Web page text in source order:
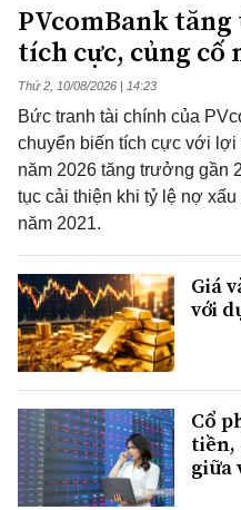
PVcomBank
tích cực, củng cố
Thứ 2, 10/08/2026 | 14:23
Bức tranh tài chính của
chuyển biến tích cực với
năm 2026 tăng trưởng gần
tục cải thiện khi tỷ lệ nợ
năm 2021.
Giá
với
Cổ
tiền,
giữa